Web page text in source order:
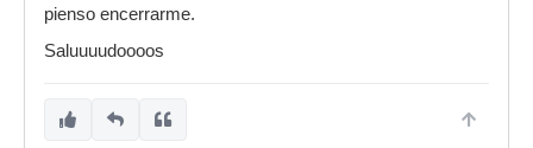
pienso encerrarme.
Saluuuudoooos